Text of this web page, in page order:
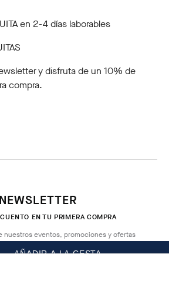
en 2-4 días laborables
y disfruta de un 10% de
compra.
AÑADIR A LA CESTA
EN TU PRIMERA COMPRA
nuestros eventos, promociones y ofertas